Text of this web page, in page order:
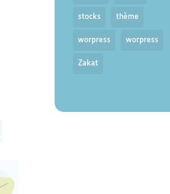
stocks thème
worpress worpress
Zakat